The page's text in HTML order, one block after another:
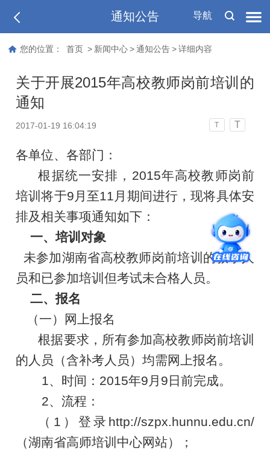
导航
通知公告
您的位置： 首页 > 新闻中心 > 通知公告 > 详细内容
关于开展2015年高校教师岗前培训的
通知
2017-01-19 16:04:19 T T
各单位、各部门：
根据统一安排， 2015年高校教师岗前
培训将于9 月至11 月期间进行，现将具体安
排及相关事项通知如下：
一、培训对象
未参加湖南省高校教师岗前培训的教学人
员和已参加培训但考试未合格人员。
二、报名
（一）网上报名
根据要求，所有参加高校教师岗前培训
的人员（含补考人员）均需网上报名。
1、时间： 2015年9 月 9 日前完成。
2、流程：
（ 1 ）登录 http://szpx.hunnu.edu.cn/
（湖南省高师培训中心网站）；